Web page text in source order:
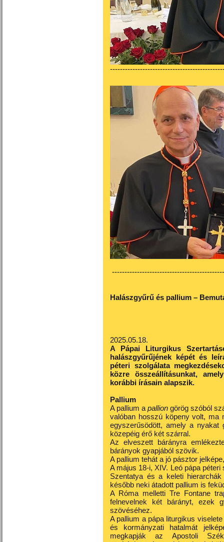
Halászgyűrű és pallium –
2025.05.18.
A Pápai Liturgikus
halászgyűrűjének képét és
péteri szolgálata
közre összeállításunkat,
korábbi írásain alapszik.
Pallium
A pallium a pallion görög szóból
valóban hosszú köpeny volt, ma
egyszerűsödött, amely a
közepéig érő két szárral.
Az elveszett bárányra
bárányok gyapjából szövik.
A pallium tehát a jó pásztor
A május 18-i, XIV. Leó pápa
Szentatya és a keleti
később neki átadott pallium is
A Róma melletti Tre Fontane
felnevelnek két bárányt, ezek
szövéséhez.
A pallium a pápa liturgikus
és kormányzati hatalmát
megkapják az Apostoli